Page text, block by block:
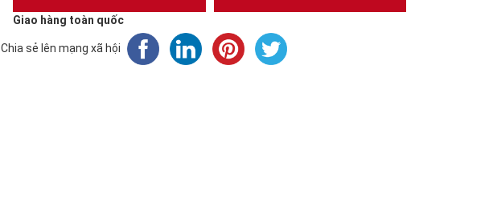
Giao hàng toàn quốc
Chia sẻ lên mạng xã hội